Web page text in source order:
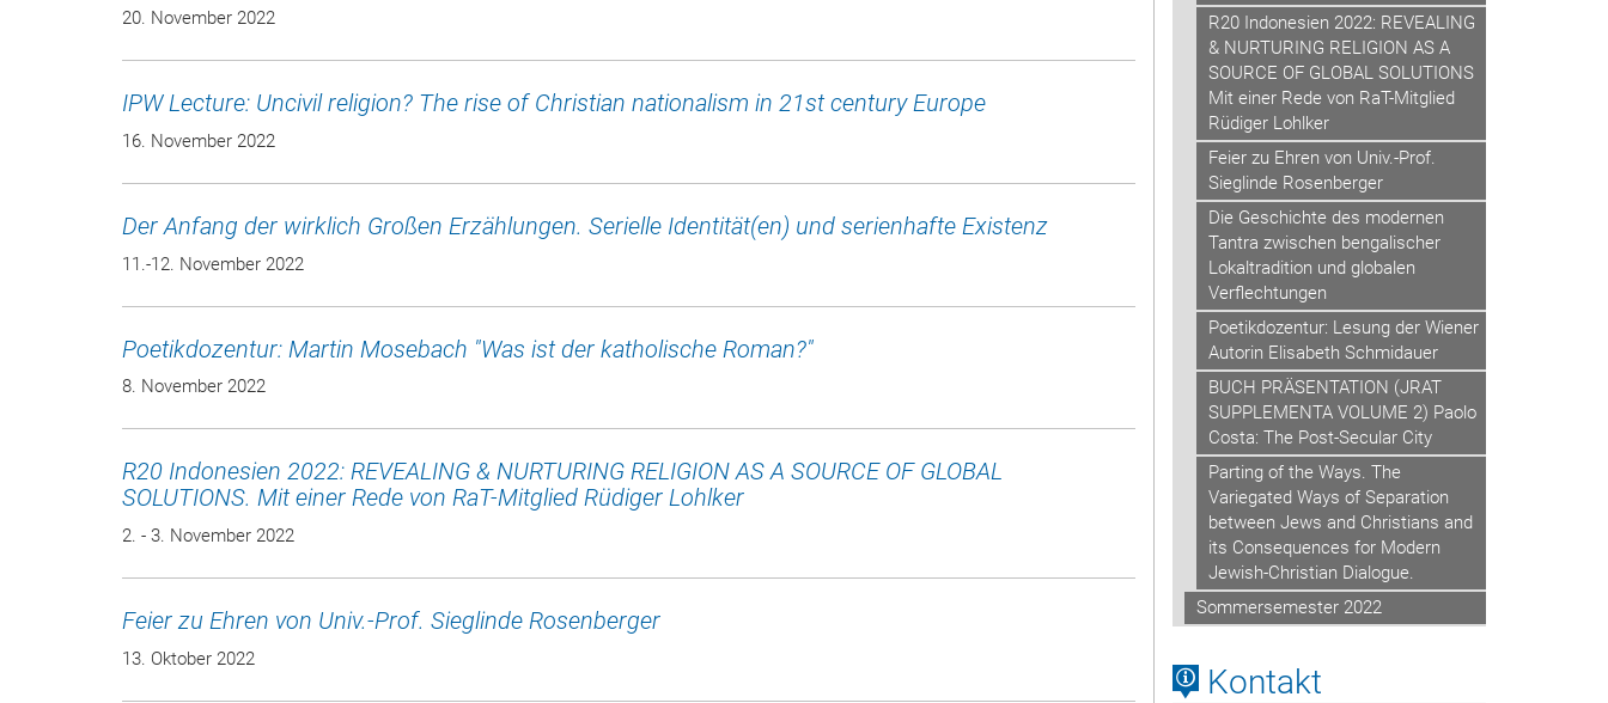
20. November 2022
IPW Lecture: Uncivil religion? The rise of Christian nationalism in 21st century Europe
16. November 2022
Der Anfang der wirklich Großen Erzählungen. Serielle Identität(en) und serienhafte Existenz
11.-12. November 2022
Poetikdozentur: Martin Mosebach "Was ist der katholische Roman?"
8. November 2022
R20 Indonesien 2022: REVEALING & NURTURING RELIGION AS A SOURCE OF GLOBAL
SOLUTIONS. Mit einer Rede von RaT-Mitglied Rüdiger Lohlker
2. - 3. November 2022
Feier zu Ehren von Univ.-Prof. Sieglinde Rosenberger
13. Oktober 2022
R20 Indonesien 2022: REVEALING
& NURTURING RELIGION AS A
SOURCE OF GLOBAL SOLUTIONS
Mit einer Rede von RaT-Mitglied
Rüdiger Lohlker
Feier zu Ehren von Univ.-Prof.
Sieglinde Rosenberger
Die Geschichte des modernen
Tantra zwischen bengalischer
Lokaltradition und globalen
Verflechtungen
Poetikdozentur: Lesung der Wiener
Autorin Elisabeth Schmidauer
BUCH PRÄSENTATION (JRAT
SUPPLEMENTA VOLUME 2) Paolo
Costa: The Post-Secular City
Parting of the Ways. The
Variegated Ways of Separation
between Jews and Christians and
its Consequences for Modern
Jewish-Christian Dialogue.
Sommersemester 2022
Kontakt